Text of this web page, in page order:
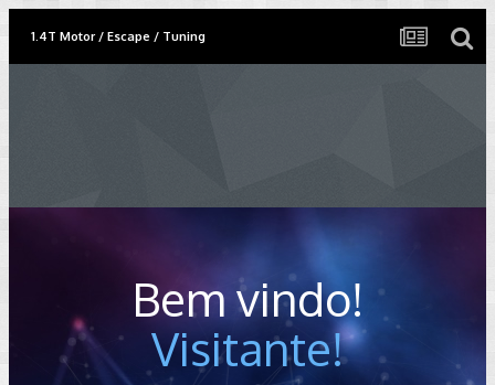
1.4T Motor / Escape / Tuning
Bem vindo!
Visitante!